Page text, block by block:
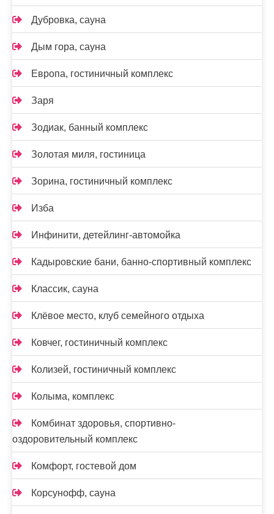
Дубровка, сауна
Дым гора, сауна
Европа, гостиничный комплекс
Заря
Зодиак, банный комплекс
Золотая миля, гостиница
Зорина, гостиничный комплекс
Изба
Инфинити, детейлинг-автомойка
Кадыровские бани, банно-спортивный комплекс
Классик, сауна
Клёвое место, клуб семейного отдыха
Ковчег, гостиничный комплекс
Колизей, гостиничный комплекс
Колыма, комплекс
Комбинат здоровья, спортивно-
оздоровительный комплекс
Комфорт, гостевой дом
Корсунофф, сауна